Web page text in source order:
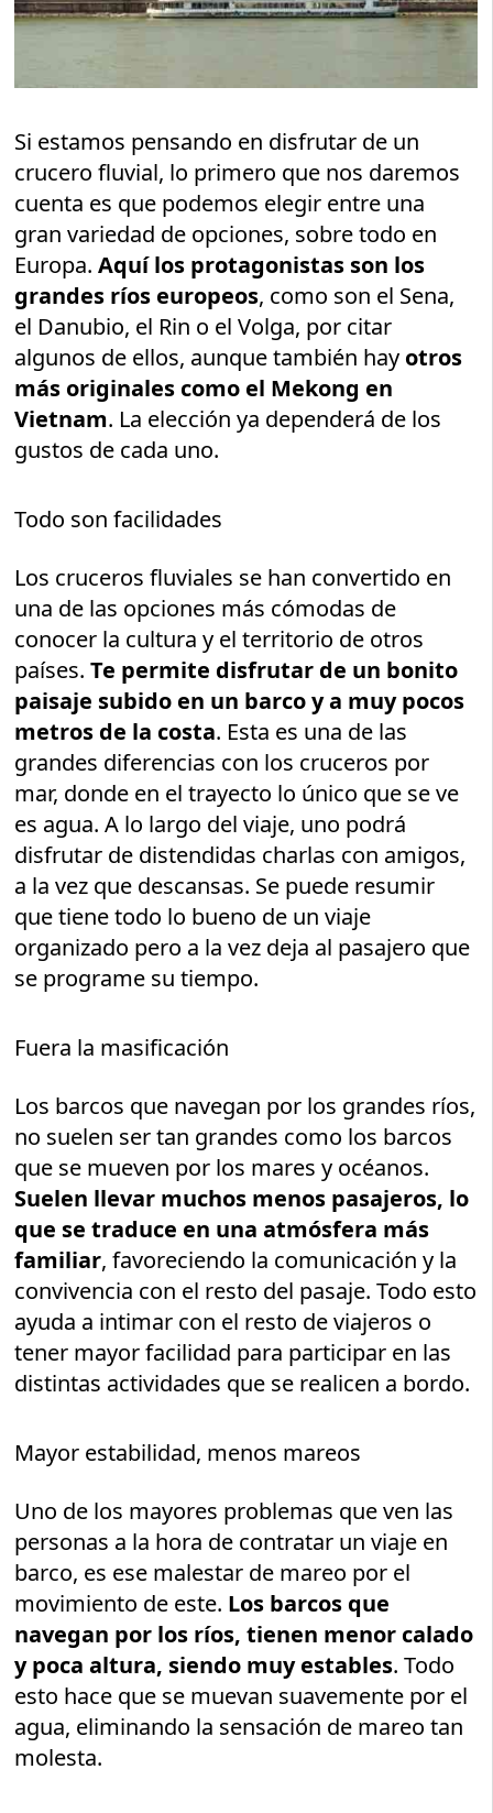
Si estamos pensando en disfrutar de un
crucero fluvial, lo primero que nos daremos
cuenta es que podemos elegir entre una
gran variedad de opciones, sobre todo en
Europa.Aquí los protagonistas son los
grandes ríos europeos, como son el Sena,
el Danubio, el Rin o el Volga, por citar
algunos de ellos, aunque también hay otros
más originales como el Mekong en
Vietnam. La elección ya dependerá de los
gustos de cada uno.
Todo son facilidades
Los cruceros fluviales se han convertido en
una de las opciones más cómodas de
conocer la cultura y el territorio de otros
países.Te permite disfrutar de un bonito
paisaje subido en un barco y a muy pocos
metros de la costa. Esta es una de las
grandes diferencias con los cruceros por
mar, donde en el trayecto lo único que se ve
es agua. A lo largo del viaje, uno podrá
disfrutar de distendidas charlas con amigos,
a la vez que descansas. Se puede resumir
que tiene todo lo bueno de un viaje
organizado pero a la vez deja al pasajero que
se programe su tiempo.
Fuera la masificación
Los barcos que navegan por los grandes ríos,
no suelen ser tan grandes como los barcos
que se mueven por los mares y océanos.
Suelen llevar muchos menos pasajeros, lo
que se traduce en una atmósfera más
familiar, favoreciendo la comunicación y la
convivencia con el resto del pasaje. Todo esto
ayuda a intimar con el resto de viajeros o
tener mayor facilidad para participar en las
distintas actividades que se realicen a bordo.
Mayor estabilidad, menos mareos
Uno de los mayores problemas que ven las
personas a la hora de contratar un viaje en
barco, es ese malestar de mareo por el
movimiento de este. Los barcos que
navegan por los ríos, tienen menor calado
y poca altura, siendo muy estables. Todo
esto hace que se muevan suavemente por el
agua, eliminando la sensación de mareo tan
molesta.